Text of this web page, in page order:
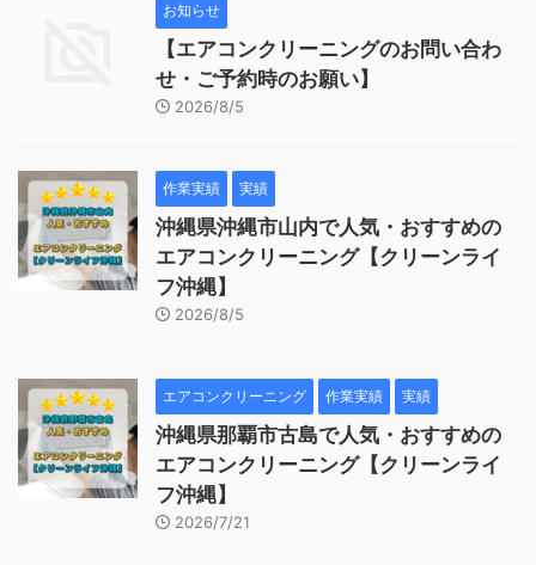
お知らせ
【エアコンクリーニングのお問い合わ
せ・ご予約時のお願い】
2026/8/5
作業実績 実績
沖縄県沖縄市山内で人気・おすすめの
エアコンクリーニング【クリーンライ
フ沖縄】
2026/8/5
エアコンクリーニング 作業実績 実績
沖縄県那覇市古島で人気・おすすめの
エアコンクリーニング【クリーンライ
フ沖縄】
2026/7/21